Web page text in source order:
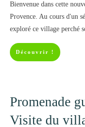
Bienvenue dans cette
Provence. Au cours d'un
exploré ce village perché
Découvrir !
Promenade
Visite du